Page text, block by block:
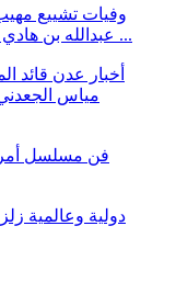
وفيات تشييع
عبدالله بن هادي باسلامة في مديرية القطن بوادي حضرموت ...
أخبار عدن قائد
مياس
فن مسلسل
دولية وعالمية